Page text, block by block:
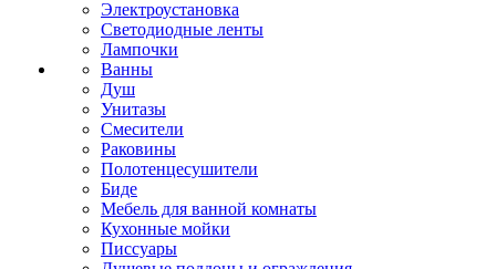
Электроустановка
Светодиодные ленты
Лампочки
Ванны
Душ
Унитазы
Смесители
Раковины
Полотенцесушители
Биде
Мебель для ванной комнаты
Кухонные мойки
Писсуары